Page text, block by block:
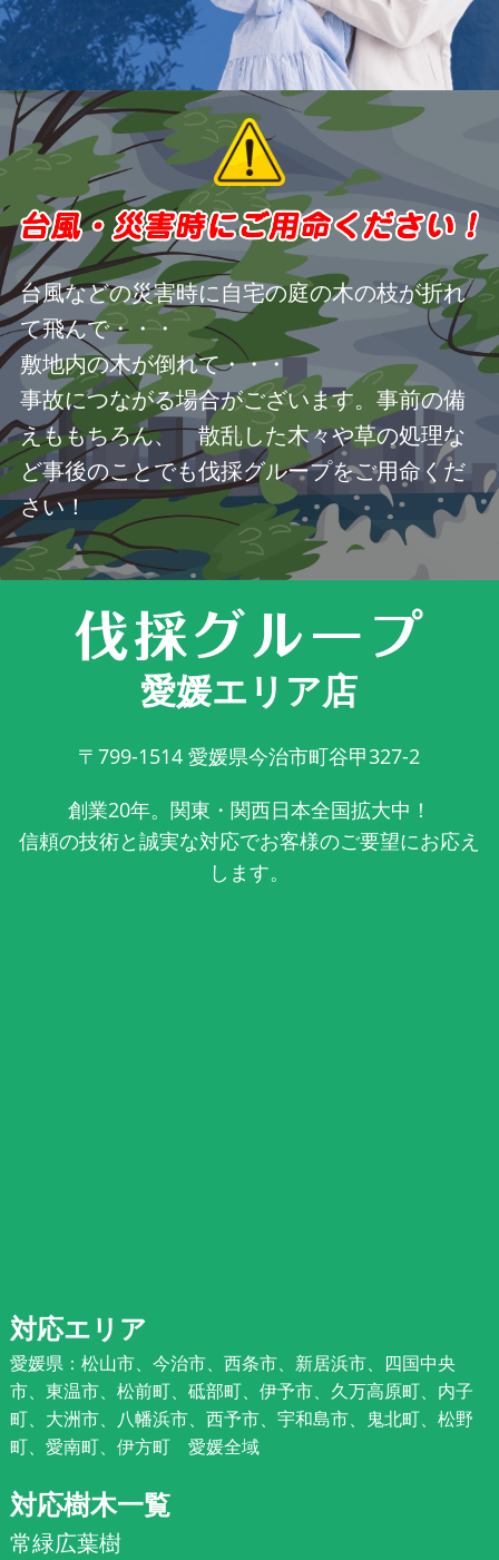
台風などの災害時に自宅の庭の木の枝が折れ
て飛んで・・・
敷地内の木が倒れて・・・
事故につながる場合がございます。事前の備
えももちろん、 散乱した木々や草の処理な
ど事後のことでも伐採グループをご用命くだ
さい！
愛媛エリア店
〒799-1514 愛媛県今治市町谷甲327-2
創業20年。関東・関西日本全国拡大中！
信頼の技術と誠実な対応でお客様のご要望にお応え
します。
対応エリア
愛媛県：松山市、今治市、西条市、新居浜市、四国中央
市、東温市、松前町、砥部町、伊予市、久万高原町、内子
町、大洲市、八幡浜市、西予市、宇和島市、鬼北町、松野
町、愛南町、伊方町 愛媛全域
対応樹木一覧
常緑広葉樹